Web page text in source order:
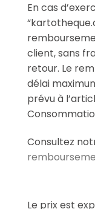
En cas
client, sans
retour. Le
délai
prévu à
Consultez
Le prix est